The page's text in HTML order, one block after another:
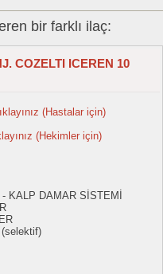
bir farklı ilaç:
COZELTI ICEREN 10
(Hastalar için)
(Hekimler için)
KALP DAMAR SİSTEMİ